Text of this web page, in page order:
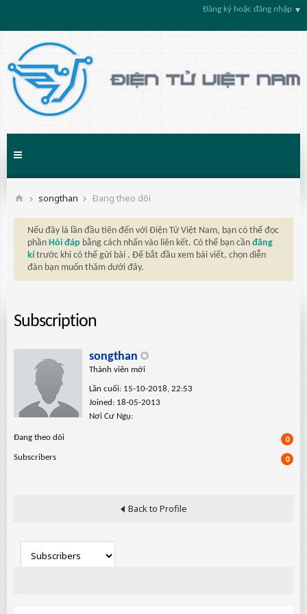
Đăng ký hoặc đăng nhập
songthan Ðang theo dõi
Nếu đây là lần đầu tiên đến với Điện Tử Việt Nam, bạn có thể đọc
phần Hỏi đáp bằng cách nhấn vào liên kết. Có thể bạn cần đăng
kí trước khi có thể gửi bài . Để bắt đầu xem bài viết, chọn diễn
đàn bạn muốn thăm dưới đây.
Subscription
songthan
Thành viên mới
Lần cuối: 15-10-2018, 22:53
Joined: 18-05-2013
Nơi Cư Ngụ:
Ðang theo dõi 0
Subscribers 0
Back to Profile